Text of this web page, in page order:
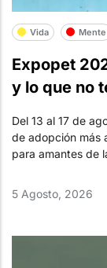
Vida Mente
Expopet
y lo que no
Del 13 al 17 de
de adopción más
para amantes de
5 Agosto, 2026